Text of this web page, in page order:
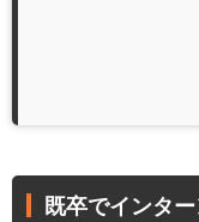
既卒でインタ